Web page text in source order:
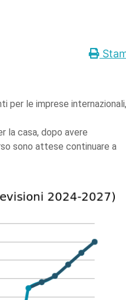
per le imprese internazionali,
la casa, dopo avere
sono attese continuare a